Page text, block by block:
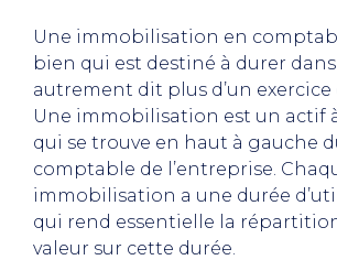
Une immobilisation en
bien qui est destiné à durer
autrement dit plus d’un
Une immobilisation est un actif
qui se trouve en haut à gauche
comptable de l’entreprise.
immobilisation a une durée
qui rend essentielle la
valeur sur cette durée.